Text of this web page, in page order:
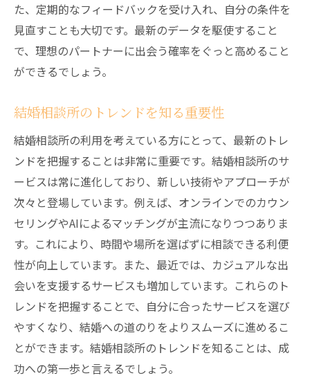
ハッシュタグ検索で得る最新情報
SNS上での体験談と口コミの活用
最新イベント情報のキャッチ方法
SNSでの専門家の意見を参考にする
プライバシーを守りながら情報を得る
ド
口コミサイト選びのポイント
信頼できるレビューの見分け方
トレンドを反映した口コミの活用
ネガティブな口コミの読み解き方
最新の成功事例を口コミから収集
複数サイトを比較する重要性
結婚相談所の公式ウェブサイトを賢く使いこな
すコツ
公式サイトで確認すべき最新情報
ウェブサイトの機能をフル活用する
た、定期的なフィードバックを受け入れ、自分の条件を
見直すことも大切です。最新のデータを駆使すること
で、理想のパートナーに出会う確率をぐっと高めること
ができるでしょう。
結婚相談所のトレンドを知る重要性
結婚相談所の利用を考えている方にとって、最新のトレ
ンドを把握することは非常に重要です。結婚相談所のサ
ービスは常に進化しており、新しい技術やアプローチが
次々と登場しています。例えば、オンラインでのカウン
セリングやAIによるマッチングが主流になりつつありま
す。これにより、時間や場所を選ばずに相談できる利便
性が向上しています。また、最近では、カジュアルな出
会いを支援するサービスも増加しています。これらのト
レンドを把握することで、自分に合ったサービスを選び
やすくなり、結婚への道のりをよりスムーズに進めるこ
とができます。結婚相談所のトレンドを知ることは、成
功への第一歩と言えるでしょう。